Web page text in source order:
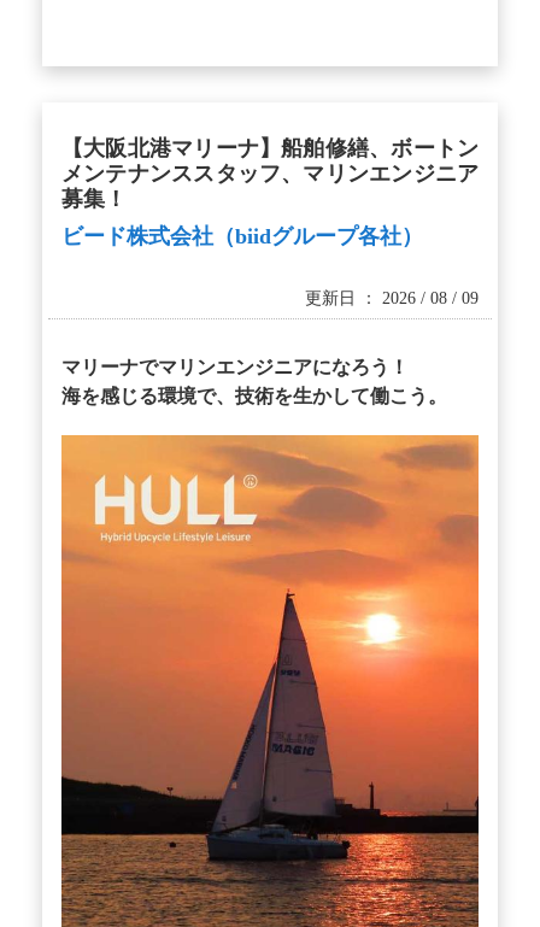
【大阪北港マリーナ】船舶修繕、ボートン
メンテナンススタッフ、マリンエンジニア
募集！
ビード株式会社（biidグループ各社）
更新日 ： 2026 / 08 / 09
マリーナでマリンエンジニアになろう！
海を感じる環境で、技術を生かして働こう。